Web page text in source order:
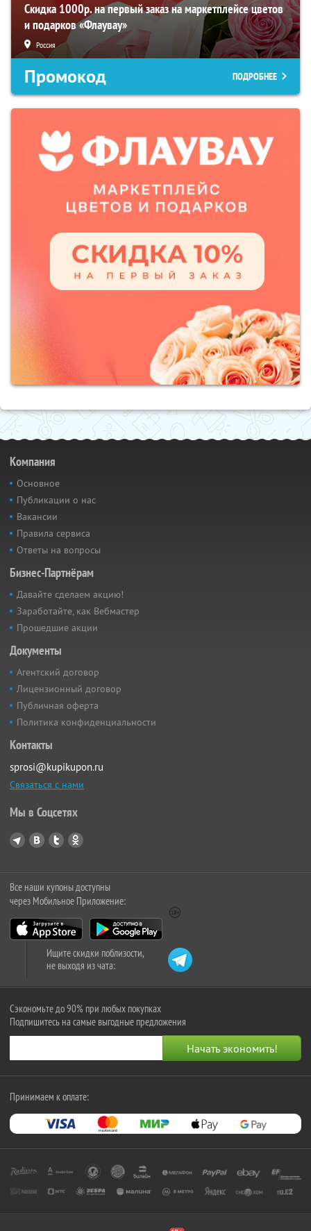
Скидка 1000р. на первый заказ на маркетплейсе цветов
и подарков «Флаувау»
Россия
Промокод ПОДРОБНЕЕ
Компания
Основное
Публикации о нас
Вакансии
Правила сервиса
Ответы на вопросы
Бизнес-Партнёрам
Давайте сделаем акцию!
Заработайте, как Вебмастер
Прошедшие акции
Документы
Агентский договор
Лицензионный договор
Публичная оферта
Политика конфиденциальности
Контакты
sprosi@kupikupon.ru
Связаться с нами
Мы в Соцсетях
Все наши купоны доступны
через Мобильное Приложение:
Ищите скидки поблизости,
не выходя из чата:
Сэкономьте до 90% при любых покупках
Подпишитесь на самые выгодные предложения
Принимаем к оплате: